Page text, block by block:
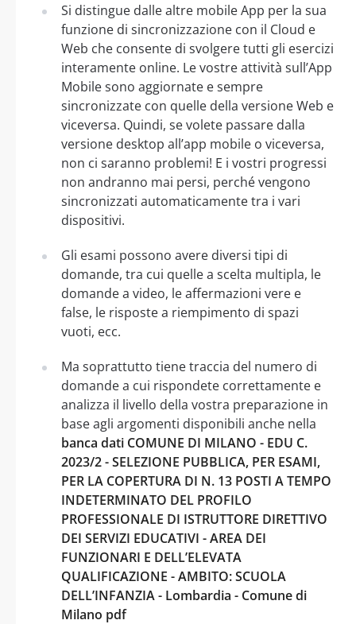
Si distingue dalle altre mobile App per la sua
funzione di sincronizzazione con il Cloud e
Web che consente di svolgere tutti gli esercizi
interamente online. Le vostre attività sull’App
Mobile sono aggiornate e sempre
sincronizzate con quelle della versione Web e
viceversa. Quindi, se volete passare dalla
versione desktop all’app mobile o viceversa,
non ci saranno problemi! E i vostri progressi
non andranno mai persi, perché vengono
sincronizzati automaticamente tra i vari
dispositivi.
Gli esami possono avere diversi tipi di
domande, tra cui quelle a scelta multipla, le
domande a video, le affermazioni vere e
false, le risposte a riempimento di spazi
vuoti, ecc.
Ma soprattutto tiene traccia del numero di
domande a cui rispondete correttamente e
analizza il livello della vostra preparazione in
base agli argomenti disponibili anche nella
banca dati COMUNE DI MILANO - EDU C.
2023/2 - SELEZIONE PUBBLICA, PER ESAMI,
PER LA COPERTURA DI N. 13 POSTI A TEMPO
INDETERMINATO DEL PROFILO
PROFESSIONALE DI ISTRUTTORE DIRETTIVO
DEI SERVIZI EDUCATIVI - AREA DEI
FUNZIONARI E DELL’ELEVATA
QUALIFICAZIONE - AMBITO: SCUOLA
DELL’INFANZIA - Lombardia - Comune di
Milano pdf